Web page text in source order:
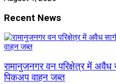
Recent News
रामानुजनगर वन परिक्षेत्र में अवैध
पिकअप वाहन जब्त